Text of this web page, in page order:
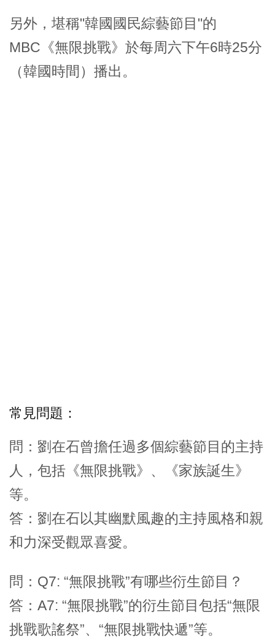
另外，堪稱"韓國國民綜藝節目"的
MBC《無限挑戰》於每周六下午6時25分
（韓國時間）播出。
常見問題：
問：劉在石曾擔任過多個綜藝節目的主持
人，包括《無限挑戰》、《家族誕生》
等。
答：劉在石以其幽默風趣的主持風格和親
和力深受觀眾喜愛。
問：Q7: “無限挑戰”有哪些衍生節目？
答：A7: “無限挑戰”的衍生節目包括“無限
挑戰歌謠祭”、“無限挑戰快遞”等。